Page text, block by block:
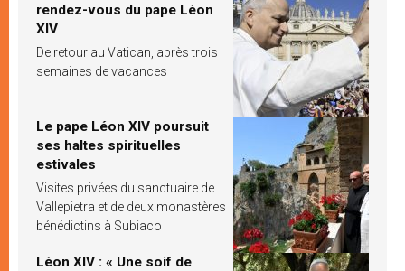
rendez-vous du pape Léon
XIV
De retour au Vatican, après trois
semaines de vacances
Le pape Léon XIV poursuit
ses haltes spirituelles
estivales
Visites privées du sanctuaire de
Vallepietra et de deux monastères
bénédictins à Subiaco
Léon XIV : « Une soif de